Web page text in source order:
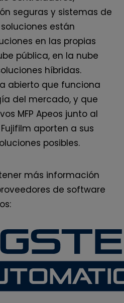
seguras y sistemas de
están
en las propias
pública, en la nube
híbridas.
abierto que funciona
del mercado, y que
MFP Apeos junto al
aporten a sus
posibles.
más información
de software